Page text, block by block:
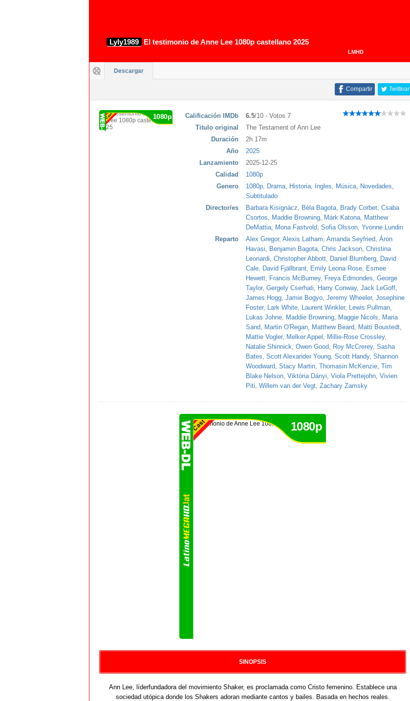
Lyly1989 El testimonio de Anne Lee 1080p castellano 2025
LMHD
Descargar
Twittear
Compartir
1080p Calificación IMDb 6.5/10 - Votos 7
Titulo original
The Testament of Ann Lee
Duración
2h 17m
Año
2025
Lanzamiento
2025-12-25
Calidad
1080p
Genero
1080p, Drama, Historia, Ingles, Música, Novedades,
Subtitulado
Director/es
Barbara Kisignácz, Béla Bagota, Brady Corbet, Csaba
Csortos, Maddie Browning, Márk Katona, Matthew
DeMattia, Mona Fastvold, Sofia Olsson, Yvonne Lundin
Reparto
Alex Gregor, Alexis Latham, Amanda Seyfried, Áron
Havasi, Benjamin Bagota, Chris Jackson, Christina
Leonardi, Christopher Abbott, Daniel Blumberg, David
Cale, David Fjällbrant, Emily Leona Rose, Esmee
Hewett, Francis McBurney, Freya Edmondes, George
Taylor, Gergely Cserhati, Harry Conway, Jack LeGoff,
James Hogg, Jamie Bogyo, Jeremy Wheeler, Josephine
Foster, Lark White, Laurent Winkler, Lewis Pullman,
Lukas Johne, Maddie Browning, Maggie Nicols, Maria
Sand, Martin O'Regan, Matthew Beard, Matti Boustedt,
Mattie Vogler, Melker Appel , Millie-Rose Crossley,
Natalie Shinnick, Owen Good, Roy McCrerey, Sasha
Bates, Scott Alexander Young, Scott Handy, Shannon
Woodward, Stacy Martin, Thomasin McKenzie, Tim
Blake Nelson, Viktória Dányi, Viola Prettejohn, Vivien
Piti, Willem van der Vegt, Zachary Zamsky
1080p
SINOPSIS
Ann Lee, líderfundadora del movimiento Shaker, es proclamada como Cristo femenino. Establece una
sociedad utópica donde los Shakers adoran mediante cantos y bailes. Basada en hechos reales.